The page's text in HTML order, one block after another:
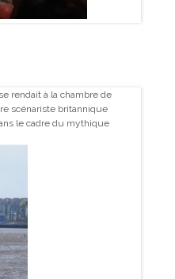
rendait à la chambre de
scénariste britannique
le cadre du mythique